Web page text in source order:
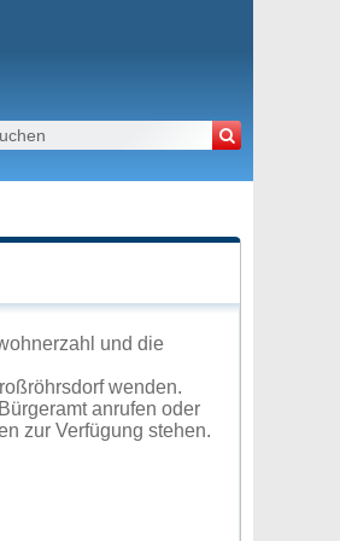
und die
wenden.
anrufen oder
zur Verfügung stehen.